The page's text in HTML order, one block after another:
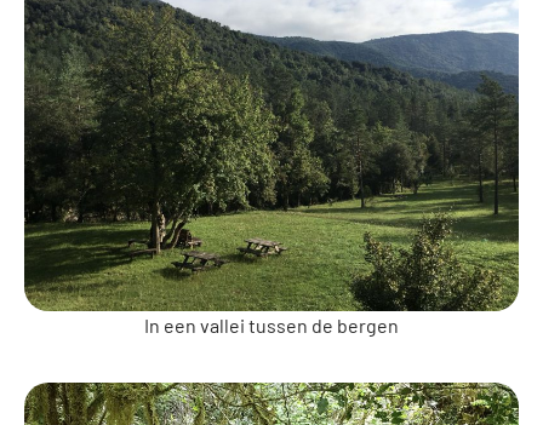
In een vallei tussen de bergen